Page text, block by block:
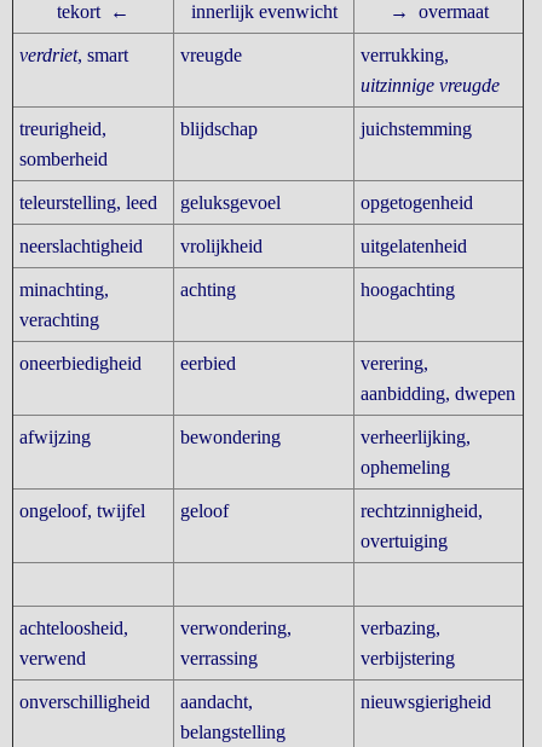
tekort ← innerlijk evenwicht → overmaat
verdriet, smart vreugde
verrukking,
uitzinnige vreugde
treurigheid,
somberheid
blijdschap juichstemming
teleurstelling, leed geluksgevoel opgetogenheid
neerslachtigheid vrolijkheid uitgelatenheid
minachting,
verachting
achting hoogachting
oneerbiedigheid eerbied
verering,
aanbidding, dwepen
afwijzing bewondering
verheerlijking,
ophemeling
ongeloof, twijfel geloof
rechtzinnigheid,
overtuiging
achteloosheid,
verwend
verwondering,
verrassing
verbazing,
verbijstering
onverschilligheid
aandacht,
belangstelling
nieuwsgierigheid